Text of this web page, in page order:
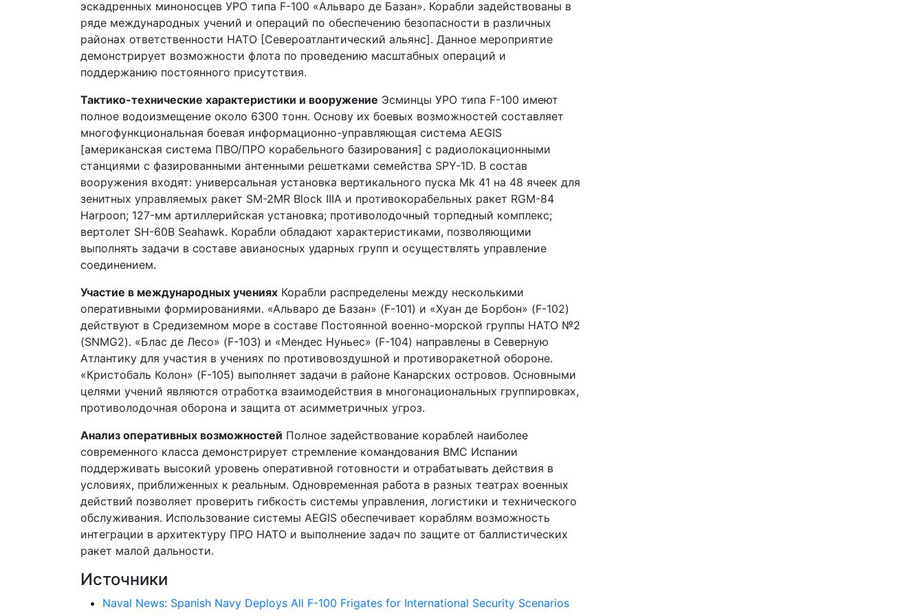
эскадренных миноносцев УРО типа F-100 «Альваро де Базан». Корабли задействованы в
ряде международных учений и операций по обеспечению безопасности в различных
районах ответственности НАТО [Североатлантический альянс]. Данное мероприятие
демонстрирует возможности флота по проведению масштабных операций и
поддержанию постоянного присутствия.
Тактико-технические характеристики и вооружение Эсминцы УРО типа F-100 имеют
полное водоизмещение около 6300 тонн. Основу их боевых возможностей составляет
многофункциональная боевая информационно-управляющая система AEGIS
[американская система ПВО/ПРО корабельного базирования] с радиолокационными
станциями с фазированными антенными решетками семейства SPY-1D. В состав
вооружения входят: универсальная установка вертикального пуска Mk 41 на 48 ячеек для
зенитных управляемых ракет SM-2MR Block IIIA и противокорабельных ракет RGM-84
Harpoon; 127-мм артиллерийская установка; противолодочный торпедный комплекс;
вертолет SH-60B Seahawk. Корабли обладают характеристиками, позволяющими
выполнять задачи в составе авианосных ударных групп и осуществлять управление
соединением.
Участие в международных учениях Корабли распределены между несколькими
оперативными формированиями. «Альваро де Базан» (F-101) и «Хуан де Борбон» (F-102)
действуют в Средиземном море в составе Постоянной военно-морской группы НАТО №2
(SNMG2). «Блас де Лесо» (F-103) и «Мендес Нуньес» (F-104) направлены в Северную
Атлантику для участия в учениях по противовоздушной и противоракетной обороне.
«Кристобаль Колон» (F-105) выполняет задачи в районе Канарских островов. Основными
целями учений являются отработка взаимодействия в многонациональных группировках,
противолодочная оборона и защита от асимметричных угроз.
Анализ оперативных возможностей Полное задействование кораблей наиболее
современного класса демонстрирует стремление командования ВМС Испании
поддерживать высокий уровень оперативной готовности и отрабатывать действия в
условиях, приближенных к реальным. Одновременная работа в разных театрах военных
действий позволяет проверить гибкость системы управления, логистики и технического
обслуживания. Использование системы AEGIS обеспечивает кораблям возможность
интеграции в архитектуру ПРО НАТО и выполнение задач по защите от баллистических
ракет малой дальности.
Источники
Naval News: Spanish Navy Deploys All F-100 Frigates for International Security Scenarios